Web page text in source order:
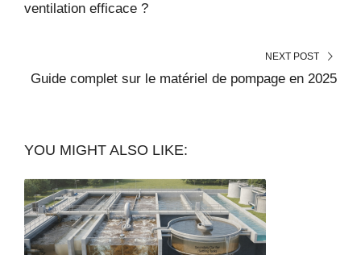
ventilation efficace ?
NEXT POST
Guide complet sur le matériel de pompage en 2025
YOU MIGHT ALSO LIKE: